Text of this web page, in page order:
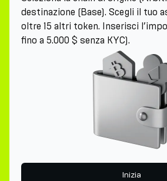
destinazione (Base). Scegli il tuo
oltre 15 altri token. Inserisci
fino a 5.000 $ senza KYC).
Inizia